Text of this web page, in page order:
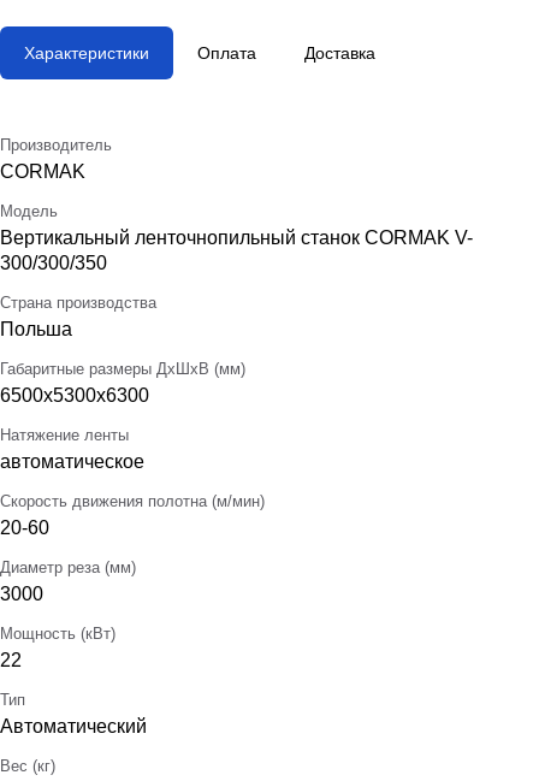
Характеристики Оплата Доставка
Производитель
CORMAK
Модель
Вертикальный ленточнопильный станок CORMAK V-
300/300/350
Страна производства
Польша
Габаритные размеры ДхШхВ (мм)
6500x5300x6300
Натяжение ленты
автоматическое
Скорость движения полотна (м/мин)
20-60
Диаметр реза (мм)
3000
Мощность (кВт)
22
Тип
Автоматический
Вес (кг)